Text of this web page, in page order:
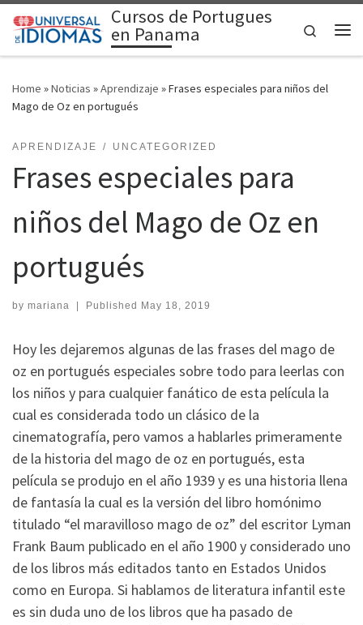
Skip to content Cursos de Portugues
en Panama
Search
Home »Noticias »Aprendizaje »Frases especiales para niños del
Mago de Oz en portugués
APRENDIZAJE UNCATEGORIZED
Frases especiales para
niños del Mago de Oz en
portugués
by mariana Published May 18, 2019
Hoy les dejaremos algunas de las frases del mago de
oz en portugués especiales sobre todo para leerlas con
los niños y para cualquier fanático de esta película la
cual es considerada todo un clásico de la
cinematografía, pero vamos a hablarles primeramente
de la historia del mago de oz en portugués, esta
película se produjo en el año 1939 y es una historia llena
de fantasía la cual es la versión del libro homónimo
titulado “el maravilloso mago de oz” del escritor Lyman
Frank Baum publicado en el año 1900 y considerado uno
de los libros más editados tanto en Estados Unidos
como en Europa. Si hablamos de literatura infantil este
es sin duda uno de los libros que ha pasado de